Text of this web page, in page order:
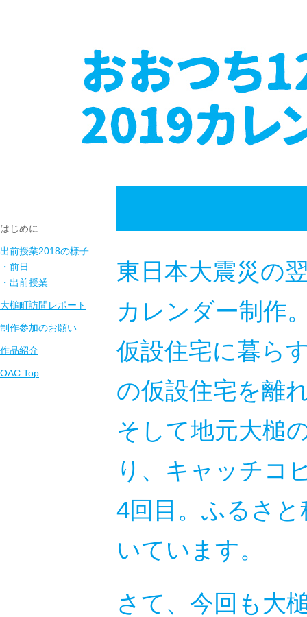
はじめに
出前授業2018の様子
・ 前日
・ 出前授業
大槌町訪問レポート
制作参加のお願い
作品紹介
OAC Top
東日本大震災の
カレンダー制作
仮設住宅に暮ら
の仮設住宅を離
そして地元大槌
り、キャッチコ
4回目。ふるさ
いています。
さて、今回も大